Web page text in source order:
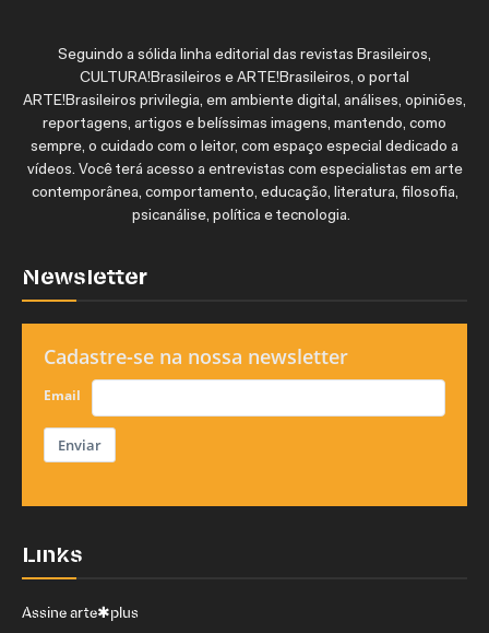
Seguindo a sólida linha editorial das revistas Brasileiros,
CULTURA!Brasileiros e ARTE!Brasileiros, o portal
ARTE!Brasileiros privilegia, em ambiente digital, análises, opiniões,
reportagens, artigos e belíssimas imagens, mantendo, como
sempre, o cuidado com o leitor, com espaço especial dedicado a
vídeos. Você terá acesso a entrevistas com especialistas em arte
contemporânea, comportamento, educação, literatura, filosofia,
psicanálise, política e tecnologia.
Newsletter
Cadastre-se na nossa newsletter
Email
Enviar
Links
Assine arte✱plus